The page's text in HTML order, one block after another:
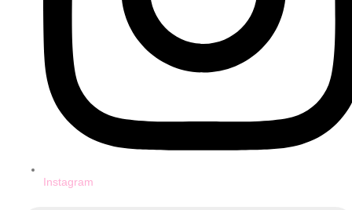
Instagram